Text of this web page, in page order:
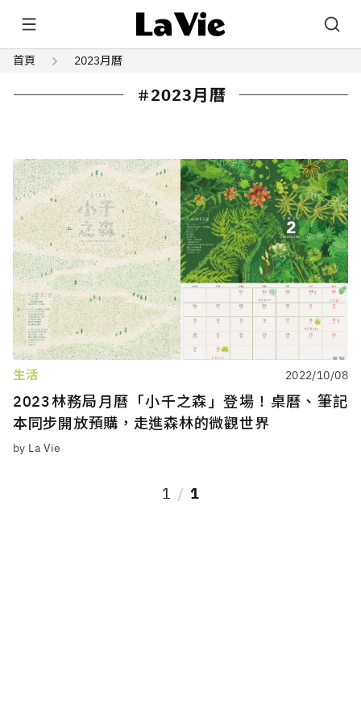
首頁 2023月曆
2023月曆
生活 2022/10/08
2023林務局月曆「小千之森」登場！桌曆、筆記
本同步開放預購，走進森林的微觀世界
by La Vie
1 1